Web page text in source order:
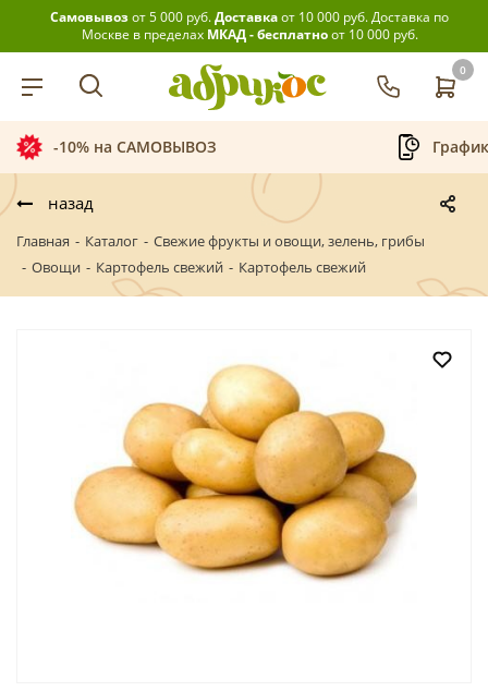
Самовывозот 5 000 руб.Доставкаот 10 000 руб.Доставка по
Москве в пределах МКАД - бесплатноот 10 000 руб.
0
-10% на САМОВЫВОЗ
назад
Главная - Каталог - Свежие фрукты и овощи, зелень, грибы
- Овощи - Картофель свежий - Картофель свежий